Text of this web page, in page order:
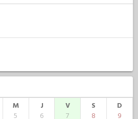
M
5
J
6
V
7
S
8
D
9